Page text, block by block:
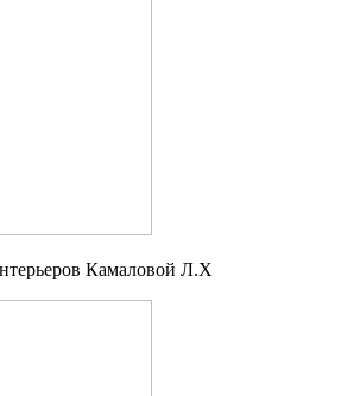
Камаловой Л.Х